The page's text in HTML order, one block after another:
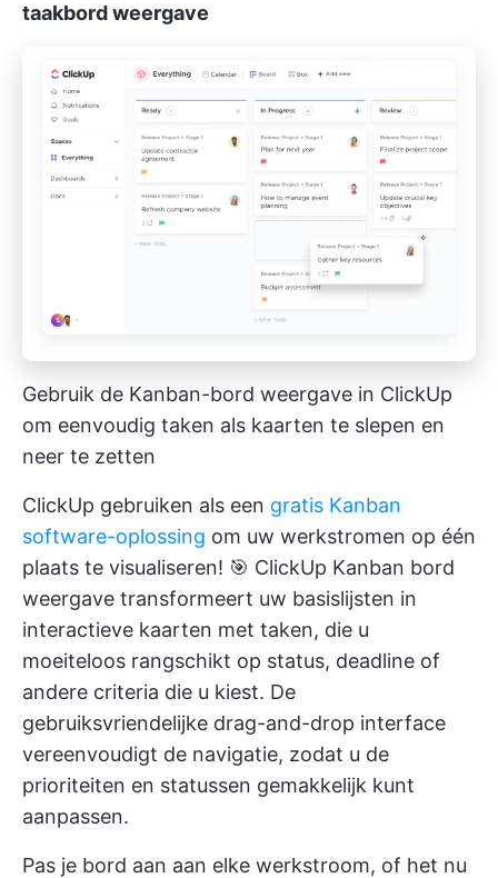
taakbord weergave
Gebruik de Kanban-bord weergave in ClickUp
om eenvoudig taken als kaarten te slepen en
neer te zetten
ClickUp gebruiken als een gratis Kanban
software-oplossing om uw werkstromen op één
plaats te visualiseren! 🎯 ClickUp Kanban bord
weergave transformeert uw basislijsten in
interactieve kaarten met taken, die u
moeiteloos rangschikt op status, deadline of
andere criteria die u kiest. De
gebruiksvriendelijke drag-and-drop interface
vereenvoudigt de navigatie, zodat u de
prioriteiten en statussen gemakkelijk kunt
aanpassen.
Pas je bord aan aan elke werkstroom, of het nu